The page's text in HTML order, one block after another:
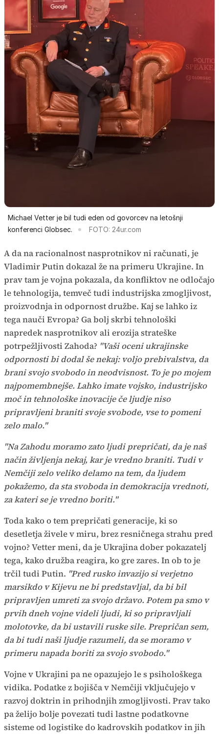
Michael Vetter je bil tudi eden od govorcev na letošnji
konferenci Globsec.
FOTO: 24ur.com
A da na racionalnost nasprotnikov ni računati, je
Vladimir Putin dokazal že na primeru Ukrajine. In
prav tam je vojna pokazala, da konfliktov ne odločajo
le tehnologija, temveč tudi industrijska zmogljivost,
proizvodnja in odpornost družbe. Kaj se lahko iz
tega nauči Evropa? Ga bolj skrbi tehnološki
napredek nasprotnikov ali erozija strateške
potrpežljivosti Zahoda? "Vaši oceni ukrajinske
odpornosti bi dodal še nekaj: voljo prebivalstva, da
brani svojo svobodo in neodvisnost. To je po mojem
najpomembnejše. Lahko imate vojsko, industrijsko
moč in tehnološke inovacije če ljudje niso
pripravljeni braniti svoje svobode, vse to pomeni
zelo malo."
"Na Zahodu moramo zato ljudi prepričati, da je naš
način življenja nekaj, kar je vredno braniti. Tudi v
Nemčiji zelo veliko delamo na tem, da ljudem
pokažemo, da sta svoboda in demokracija vrednoti,
za kateri se je vredno boriti."
Toda kako o tem prepričati generacije, ki so
desetletja živele v miru, brez resničnega strahu pred
vojno? Vetter meni, da je Ukrajina dober pokazatelj
tega, kako družba reagira, ko gre zares. In ob to je
trčil tudi Putin. "Pred rusko invazijo si verjetno
marsikdo v Kijevu ne bi predstavljal, da bi bil
pripravljen umreti za svojo državo. Potem pa smo v
prvih dneh vojne videli ljudi, ki so pripravljali
molotovke, da bi ustavili ruske sile. Prepričan sem,
da bi tudi naši ljudje razumeli, da se moramo v
primeru napada boriti za svojo svobodo."
Vojne v Ukrajini pa ne opazujejo le s psihološkega
vidika. Podatke z bojišča v Nemčiji vključujejo v
razvoj doktrin in prihodnjih zmogljivosti. Prav tako
pa želijo bolje povezati tudi lastne podatkovne
sisteme od logistike do kadrovskih podatkov in jih